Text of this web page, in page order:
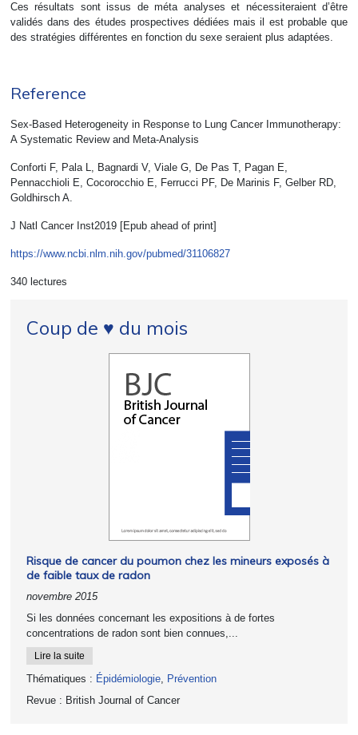
Ces résultats sont issus de méta analyses et nécessiteraient d’être
validés dans des études prospectives dédiées mais il est probable que
des stratégies différentes en fonction du sexe seraient plus adaptées.
Reference
Sex-Based Heterogeneity in Response to Lung Cancer Immunotherapy:
A Systematic Review and Meta-Analysis
Conforti F, Pala L, Bagnardi V, Viale G, De Pas T, Pagan E,
Pennacchioli E, Cocorocchio E, Ferrucci PF, De Marinis F, Gelber RD,
Goldhirsch A.
J Natl Cancer Inst2019 [Epub ahead of print]
https://www.ncbi.nlm.nih.gov/pubmed/31106827
340 lectures
Coup de ♥ du mois
Risque de cancer du poumon chez les mineurs exposés à
de faible taux de radon
novembre 2015
Si les données concernant les expositions à de fortes
concentrations de radon sont bien connues,...
Lire la suite
Thématiques : Épidémiologie, Prévention
Revue : British Journal of Cancer